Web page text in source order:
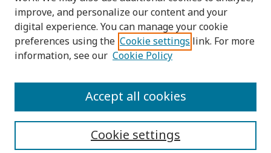
Collections
Disciplines
Authors
improve, and personalize our content and your
digital experience. You can manage your cookie
preferences using the Cookie settings link. For more
information, see our Cookie Policy
Cookie settings
Accept all cookies